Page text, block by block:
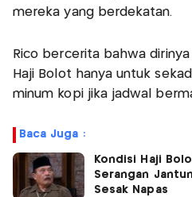
mereka yang berdekatan.
Rico bercerita bahwa
Haji Bolot hanya untuk
minum kopi jika jadwal
Baca Juga :
Kondisi Haji
Serangan
Sesak Napas